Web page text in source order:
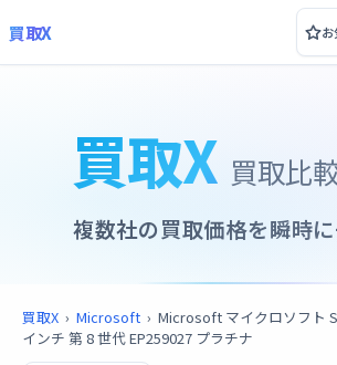
買取X お
買取X 買取比
複数社の買取価格を瞬時
買取X › Microsoft › Microsoft マイクロソフト
インチ 第 8 世代 EP259027 プラチナ